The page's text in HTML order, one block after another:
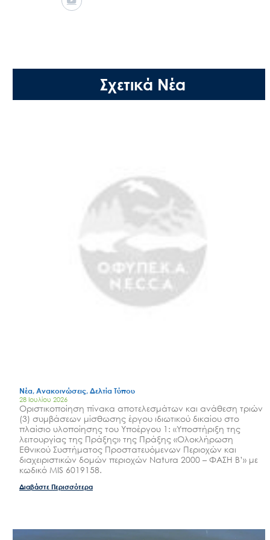
Σχετικά Νέα
Νέα, Ανακοινώσεις, Δελτία Τύπου
28 Ιουλίου 2026
Οριστικοποίηση πίνακα αποτελεσμάτων και ανάθεση τριών
(3) συμβάσεων μίσθωσης έργου ιδιωτικού δικαίου στο
πλαίσιο υλοποίησης του Υποέργου 1: «Υποστήριξη της
λειτουργίας της Πράξης» της Πράξης «Ολοκλήρωση
Εθνικού Συστήματος Προστατευόμενων Περιοχών και
διαχειριστικών δομών περιοχών Natura 2000 – ΦΑΣΗ Β’» με
κωδικό MIS 6019158.
Διαβάστε Περισσότερα